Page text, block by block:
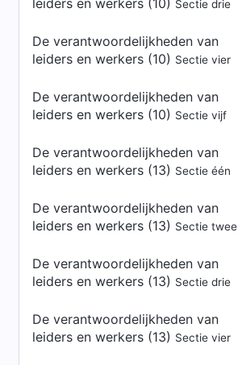
leiders en werkers (10) Sectie drie
De verantwoordelijkheden van
leiders en werkers (10) Sectie vier
De verantwoordelijkheden van
leiders en werkers (10) Sectie vijf
De verantwoordelijkheden van
leiders en werkers (13) Sectie één
De verantwoordelijkheden van
leiders en werkers (13) Sectie twee
De verantwoordelijkheden van
leiders en werkers (13) Sectie drie
De verantwoordelijkheden van
leiders en werkers (13) Sectie vier